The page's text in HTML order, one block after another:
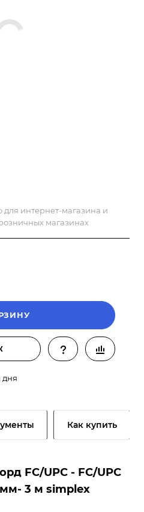
для интернет-магазина и
магазинах
дня
Как купить
FC/UPC - FC/UPC
мм- 3 м simplex